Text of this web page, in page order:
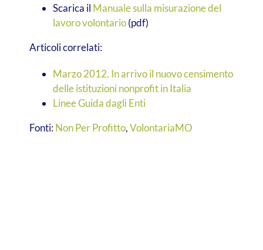
Scarica il Manuale sulla misurazione del
lavoro volontario(pdf)
Articoli correlati:
Marzo 2012. In arrivo il nuovo censimento
delle istituzioni nonprofit in Italia
Linee Guida dagli Enti
Fonti:Non Per Profitto,VolontariaMO